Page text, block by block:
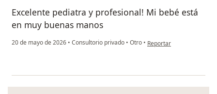
Excelente pediatra y profesional! Mi bebé está
en muy buenas manos
20 de mayo de 2026 • Consultorio privado • Otro • en opinión del usuario
Reportar